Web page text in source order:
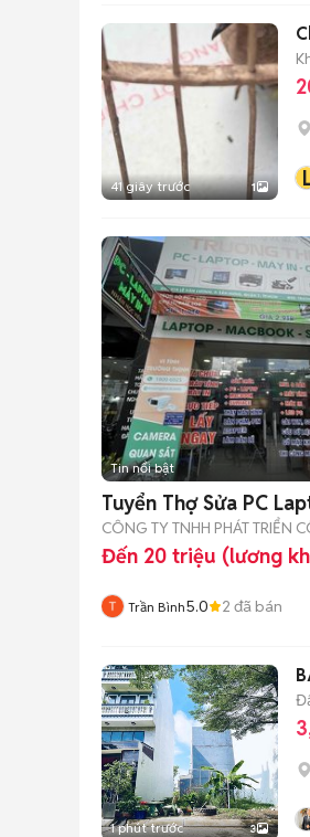
41 giây trước 1
Tin nổi bật
Tuyển Thợ Sửa PC
CÔNG TY TNHH PHÁT TRIỂN
Đến 20 triệu (lương
Trần Bình5.0 2 đã bán
1 phút trước 3